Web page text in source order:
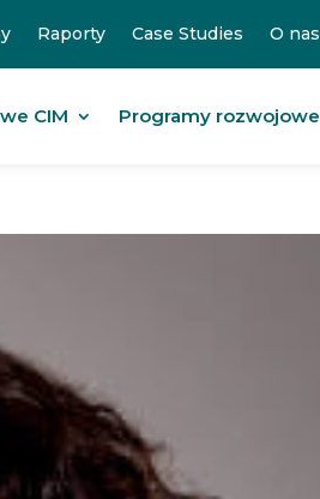
Raporty Case Studies O nas
CIM Programy rozwojowe